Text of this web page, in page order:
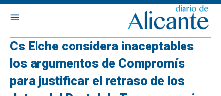
Cs Elche considera inaceptables
los argumentos de Compromís
para justificar el retraso de los